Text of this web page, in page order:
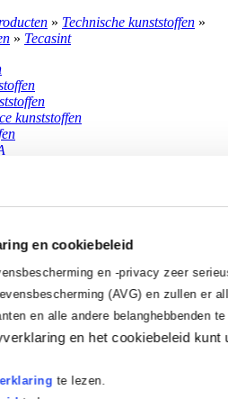
en cookiebeleid
en -privacy zeer
(AVG) en zullen er
en alle andere belanghebbenden
en het cookiebeleid kunt
te lezen.
» Technische kunststoffen »
» Tecasint
kunststoffen